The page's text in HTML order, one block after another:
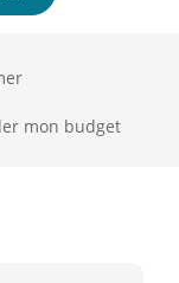
mon budget